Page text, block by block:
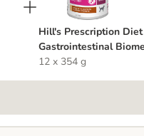
Hill's Prescription Diet
Gastrointestinal Biome
estofado para perros
12 x 354 g